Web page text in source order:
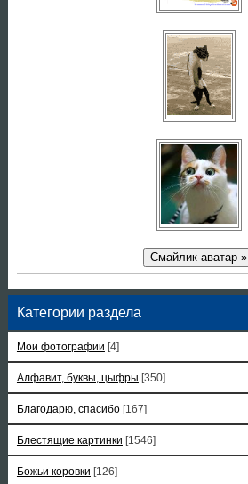
Смайлик-аватар »
Категории раздела
Мои фотографии [4]
Алфавит, буквы, цыфры [350]
Благодарю, спасибо [167]
Блестящие картинки [1546]
Божьи коровки [126]